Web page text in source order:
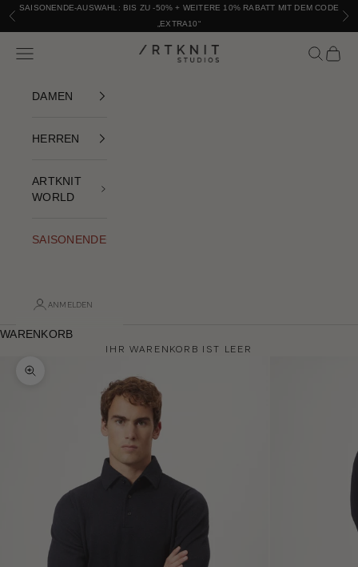
Zum Inhalt springen
Vorhergehend
SAISONENDE-AUSWAHL: BIS ZU -50% + WEITERE 10% RABATT MIT DEM CODE
„EXTRA10“
ARTKNIT STUDIOS
Navigationsmenü öffnen Suche
DAMEN
HERREN
ARTKNIT
WORLD
SAISONENDE
ANMELDEN
WARENKORB
IHR WARENKORB IST LEER
Bild vergrößern